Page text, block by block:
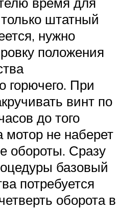
штатный
нужно
положения
горючего. При
винт по
до того
мотор не наберет
обороты. Сразу
базовый
потребуется
оборота в